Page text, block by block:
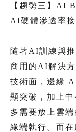
【趨勢三】AI
AI硬體滲透率
隨著AI訓練與
商用的AI解決
技術面，邊緣
顯突破，加上
多需要放上雲
緣端執行。而